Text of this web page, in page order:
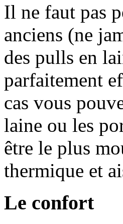
Il ne faut pas
anciens (ne
des pulls en
parfaitement
cas vous
laine ou les
être le plus
thermique et
Le confort